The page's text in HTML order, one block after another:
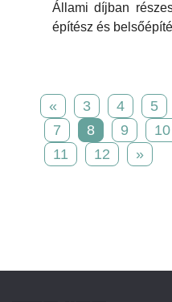
Állami díjban
építész és
« 3 4 5
7
8 9
10
11
12 »